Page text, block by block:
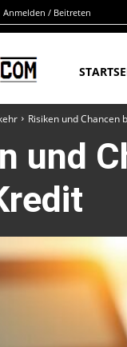
Anmelden / Beitreten
Risiken und
und